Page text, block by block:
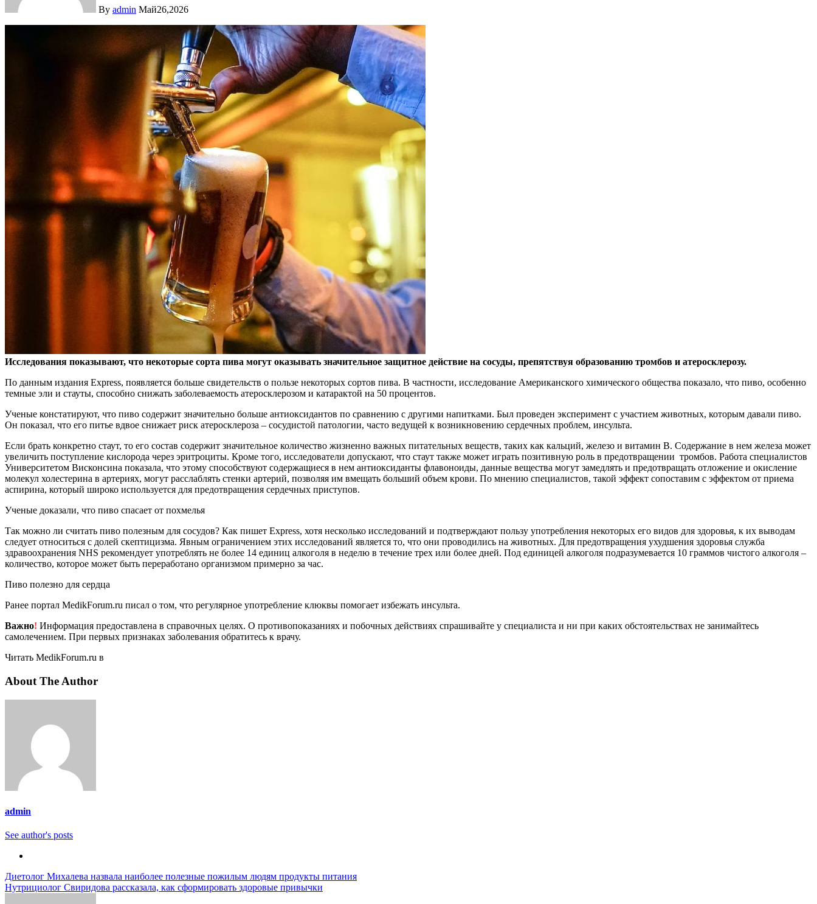
By admin Май26,2026
Исследования показывают, что некоторые сорта пива могут оказывать значительное защитное действие на сосуды, препятствуя образованию тромбов и атеросклерозу.
По данным издания Express, появляется больше свидетельств о пользе некоторых сортов пива. В частности, исследование Американского химического общества показало, что пиво, особенно
темные эли и стауты, способно снижать заболеваемость атеросклерозом и катарактой на 50 процентов.
Ученые констатируют, что пиво содержит значительно больше антиоксидантов по сравнению с другими напитками. Был проведен эксперимент с участием животных, которым давали пиво.
Он показал, что его питье вдвое снижает риск атеросклероза – сосудистой патологии, часто ведущей к возникновению сердечных проблем, инсульта.
Если брать конкретно стаут, то его состав содержит значительное количество жизненно важных питательных веществ, таких как кальций, железо и витамин B. Содержание в нем железа может
увеличить поступление кислорода через эритроциты. Кроме того, исследователи допускают, что стаут также может играть позитивную роль в предотвращении тромбов. Работа специалистов
Университетом Висконсина показала, что этому способствуют содержащиеся в нем антиоксиданты флавоноиды, данные вещества могут замедлять и предотвращать отложение и окисление
молекул холестерина в артериях, могут расслаблять стенки артерий, позволяя им вмещать больший объем крови. По мнению специалистов, такой эффект сопоставим с эффектом от приема
аспирина, который широко используется для предотвращения сердечных приступов.
Ученые доказали, что пиво спасает от похмелья
Так можно ли считать пиво полезным для сосудов? Как пишет Express, хотя несколько исследований и подтверждают пользу употребления некоторых его видов для здоровья, к их выводам
следует относиться с долей скептицизма. Явным ограничением этих исследований является то, что они проводились на животных. Для предотвращения ухудшения здоровья служба
здравоохранения NHS рекомендует употреблять не более 14 единиц алкоголя в неделю в течение трех или более дней. Под единицей алкоголя подразумевается 10 граммов чистого алкоголя –
количество, которое может быть переработано организмом примерно за час.
Пиво полезно для сердца
Ранее портал MedikForum.ru писал о том, что регулярное употребление клюквы помогает избежать инсульта.
Важно! Информация предоставлена в справочных целях. О противопоказаниях и побочных действиях спрашивайте у специалиста и ни при каких обстоятельствах не занимайтесь
самолечением. При первых признаках заболевания обратитесь к врачу.
Читать MedikForum.ru в
About The Author
admin
See author's posts
Навигация
по
Диетолог Михалева назвала наиболее полезные пожилым людям продукты питания
Нутрициолог Свиридова рассказала, как сформировать здоровые привычки